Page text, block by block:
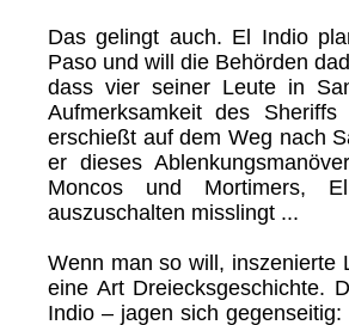
Das gelingt auch. El Indio
Paso und will die Behörden
dass vier seiner Leute in
Aufmerksamkeit des
erschießt auf dem Weg nach
er dieses
Moncos und Mortimers,
auszuschalten misslingt ...
Wenn man so will, inszenierte
eine Art Dreiecksgeschichte.
Indio – jagen sich